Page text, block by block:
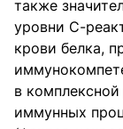
также
уровни С-
крови белка,
в
иммунных